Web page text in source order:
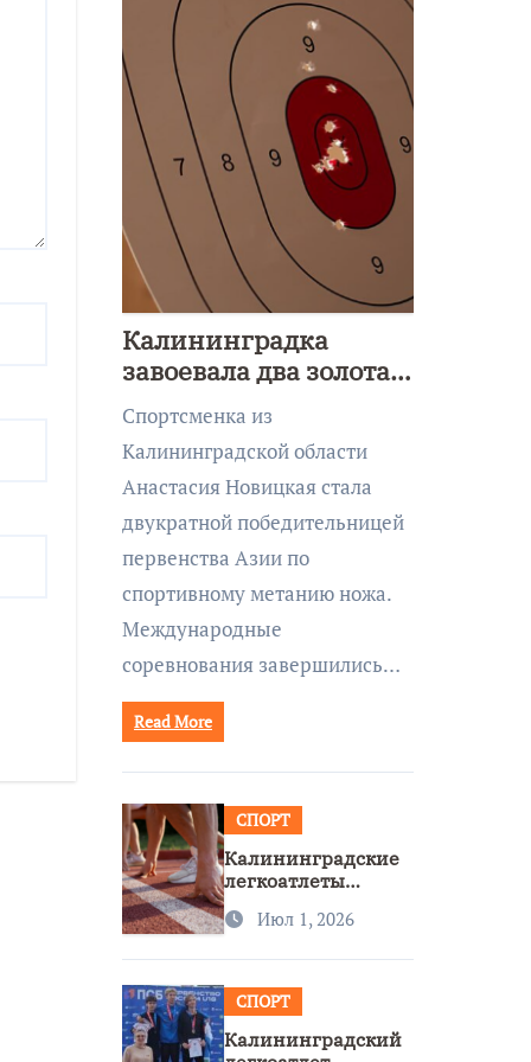
Калининградка
завоевала два золота
первенства Азии по
метанию ножа
Спортсменка из
Калининградской области
Анастасия Новицкая стала
двукратной победительницей
первенства Азии по
спортивному метанию ножа.
Международные
соревнования завершились…
Read More
СПОРТ
Калининградские
легкоатлеты
бронзы на
Июл 1, 2026
СПОРТ
Калининградский